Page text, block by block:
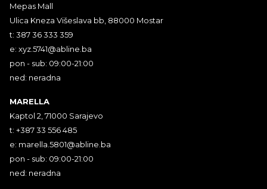
Mepas Mall
Ulica Kneza Višeslava bb, 88000 Mostar
t: 387 36 333 359
e: xyz.5741@abline.ba
pon - sub: 09:00-21:00
ned: neradna
MARELLA
Kaptol 2, 71000 Sarajevo
t: +387 33 556 485
e: marella.5801@abline.ba
pon - sub: 09:00-21:00
ned: neradna